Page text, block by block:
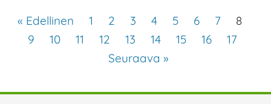
« Edellinen 1 2 3 4 5 6 7
8
9
10 11 12 13 14 15 16
17
Seuraava »